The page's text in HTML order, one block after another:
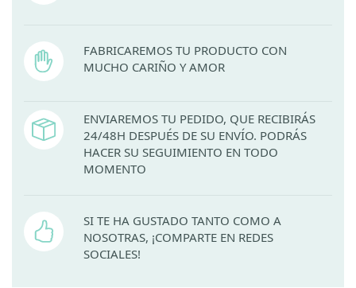
FABRICAREMOS TU PRODUCTO CON
MUCHO CARIÑO Y AMOR
ENVIAREMOS TU PEDIDO, QUE RECIBIRÁS
24/48H DESPUÉS DE SU ENVÍO. PODRÁS
HACER SU SEGUIMIENTO EN TODO
MOMENTO
SI TE HA GUSTADO TANTO COMO A
NOSOTRAS, ¡COMPARTE EN REDES
SOCIALES!